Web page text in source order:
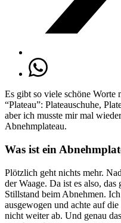
Es gibt so viele schöne Worte
“Plateau”: Plateauschuhe,
aber ich musste mir mal
Abnehmplateau.
Was ist ein
Plötzlich geht nichts mehr.
der Waage. Da ist es also, das
Stillstand beim Abnehmen.
ausgewogen und achte auf
nicht weiter ab. Und genau